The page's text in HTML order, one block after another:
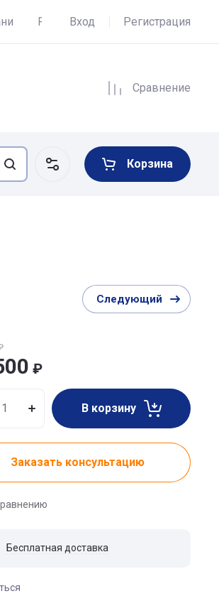
Регистрация Полезно знать
Вход Регистрация
Сравнение
Корзина
Следующий
₽
В корзину
Заказать консультацию
Бесплатная доставка